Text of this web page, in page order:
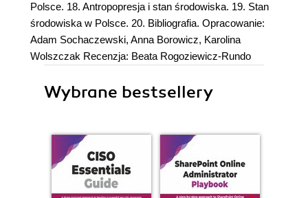
Polsce. 18. Antropopresja i stan środowiska. 19. Stan
środowiska w Polsce. 20. Bibliografia. Opracowanie:
Adam Sochaczewski, Anna Borowicz, Karolina
Wolszczak Recenzja: Beata Rogoziewicz-Rundo
Wybrane bestsellery